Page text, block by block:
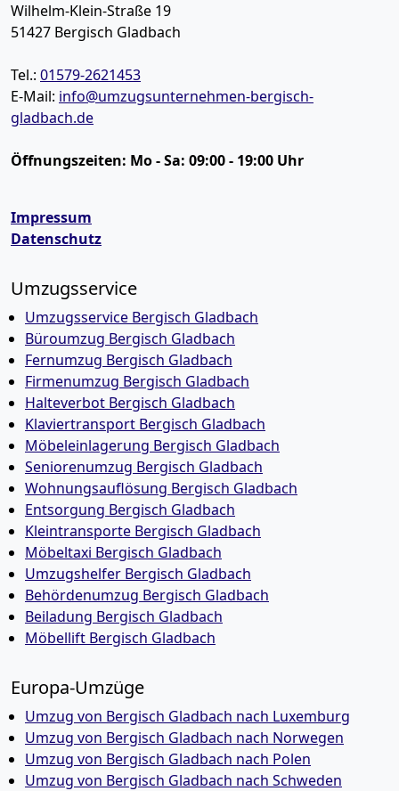
Wilhelm-Klein-Straße 19
51427 Bergisch Gladbach
Tel.: 01579-2621453
E-Mail: info@umzugsunternehmen-bergisch-
gladbach.de
Öffnungszeiten: Mo - Sa: 09:00 - 19:00 Uhr
Impressum
Datenschutz
Umzugsservice
Umzugsservice Bergisch Gladbach
Büroumzug Bergisch Gladbach
Fernumzug Bergisch Gladbach
Firmenumzug Bergisch Gladbach
Halteverbot Bergisch Gladbach
Klaviertransport Bergisch Gladbach
Möbeleinlagerung Bergisch Gladbach
Seniorenumzug Bergisch Gladbach
Wohnungsauflösung Bergisch Gladbach
Entsorgung Bergisch Gladbach
Kleintransporte Bergisch Gladbach
Möbeltaxi Bergisch Gladbach
Umzugshelfer Bergisch Gladbach
Behördenumzug Bergisch Gladbach
Beiladung Bergisch Gladbach
Möbellift Bergisch Gladbach
Europa-Umzüge
Umzug von Bergisch Gladbach nach Luxemburg
Umzug von Bergisch Gladbach nach Norwegen
Umzug von Bergisch Gladbach nach Polen
Umzug von Bergisch Gladbach nach Schweden